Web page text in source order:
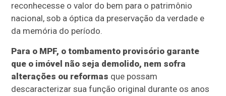
reconhecesse o valor do bem para o patrimônio
nacional, sob a óptica da preservação da verdade e
da memória do período.
Para o MPF, o tombamento provisório garante
que o imóvel não seja demolido, nem sofra
alterações ou reformas que possam
descaracterizar sua função original durante os anos